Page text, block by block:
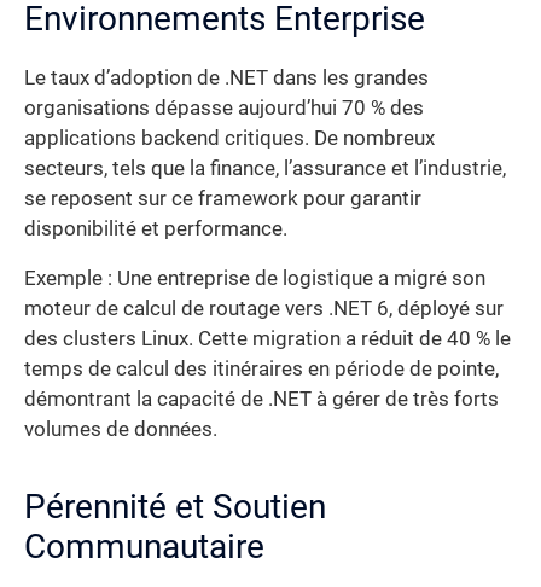
Environnements Enterprise
Le taux d’adoption de .NET dans les grandes
organisations dépasse aujourd’hui 70 % des
applications backend critiques. De nombreux
secteurs, tels que la finance, l’assurance et l’industrie,
se reposent sur ce framework pour garantir
disponibilité et performance.
Exemple : Une entreprise de logistique a migré son
moteur de calcul de routage vers .NET 6, déployé sur
des clusters Linux. Cette migration a réduit de 40 % le
temps de calcul des itinéraires en période de pointe,
démontrant la capacité de .NET à gérer de très forts
volumes de données.
Pérennité et Soutien
Communautaire